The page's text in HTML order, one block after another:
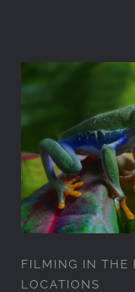
FILMING
OF
FILMING IN THE
LOCATIONS